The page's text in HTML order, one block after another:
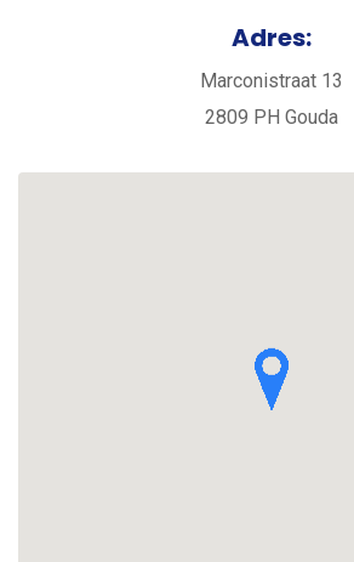
Adres:
Marconistraat 13
2809 PH Gouda